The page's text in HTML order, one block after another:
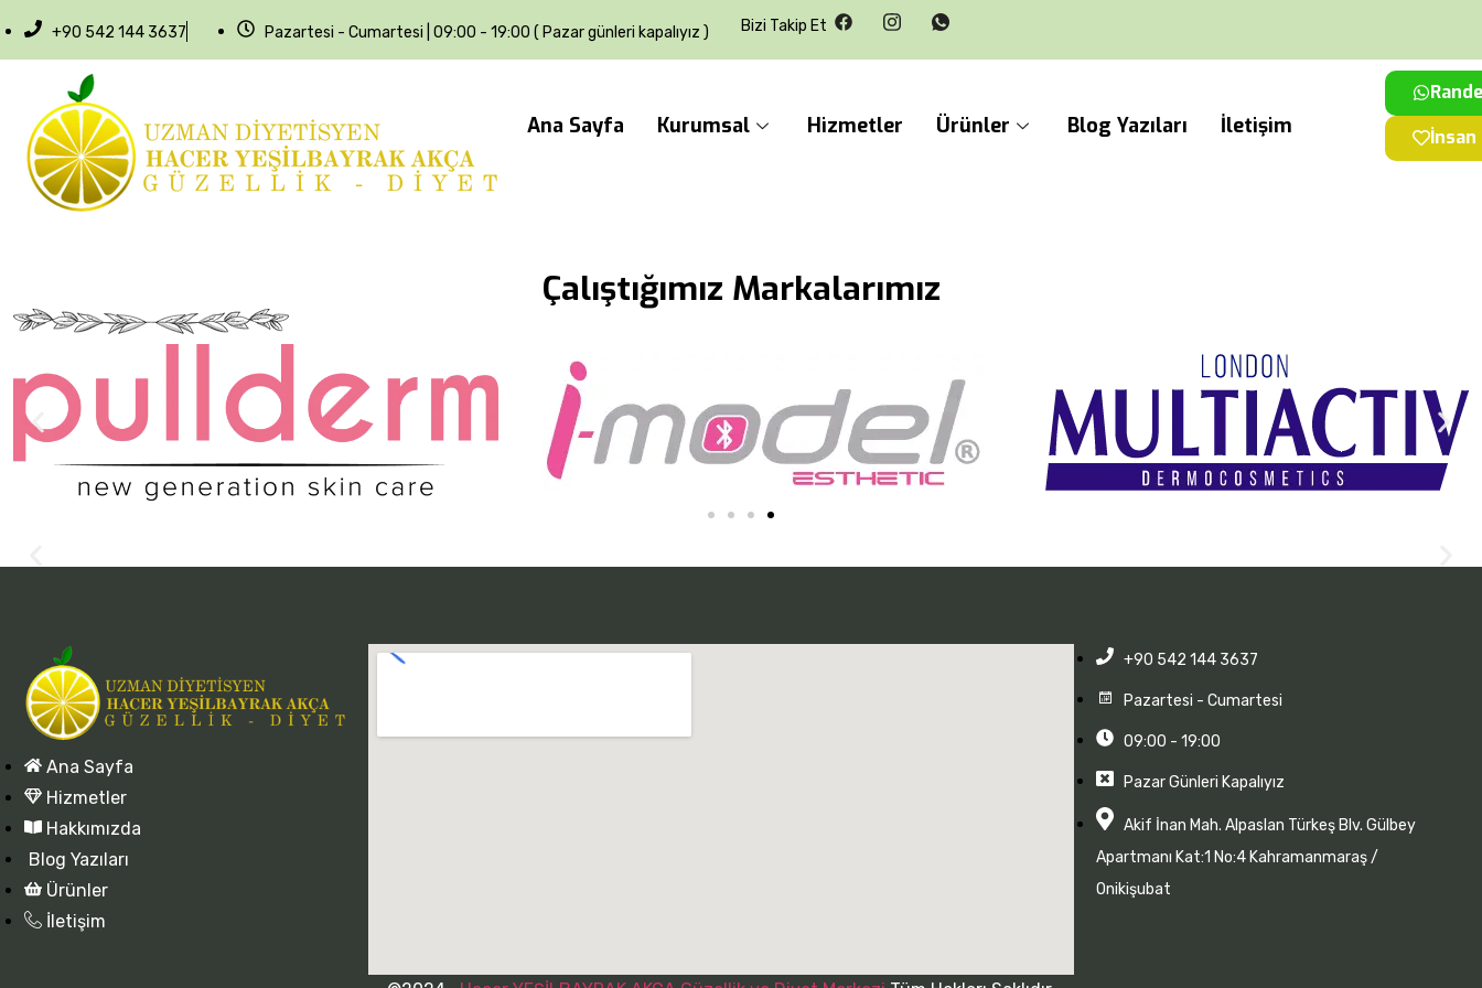
+90 542 144 3637 Pazartesi - Cumartesi | 09:00 - 19:00 ( Pazar günleri kapalıyız ) Bizi Takip Et
Ana Sayfa Kurumsal Hizmetler Ürünler Blog Yazıları İletişim
İnsan
Çalıştığımız Markalarımız
Ana Sayfa
Hizmetler
Hakkımızda
Blog Yazıları
Ürünler
İletişim
+90 542 144 3637
Pazartesi - Cumartesi
09:00 - 19:00
Pazar Günleri Kapalıyız
Akif İnan Mah. Alpaslan Türkeş Blv. Gülbey
Apartmanı Kat:1 No:4 Kahramanmaraş /
Onikişubat